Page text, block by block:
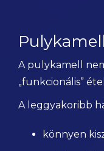
A pulykamell
„funkcionális”
A leggyakoribb
könnyen